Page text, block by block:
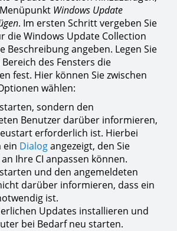
Windows Update
. Im ersten Schritt vergeben Sie
die Windows Update Collection
Beschreibung angeben. Legen Sie
des Fensters die
fest. Hier können Sie zwischen
wählen:
sondern den
Benutzer darüber informieren,
erforderlich ist. Hierbei
ein Dialogangezeigt, den Sie
Ihre CI anpassen können.
und den angemeldeten
darüber informieren, dass ein
ist.
Updates installieren und
bei Bedarf neu starten.